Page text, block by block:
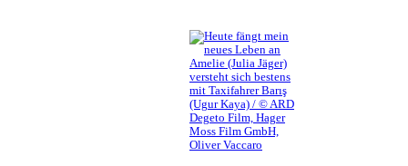
Amelie (Julia Jäger)
versteht sich bestens
mit Taxifahrer Barış
(Ugur Kaya) / © ARD
Degeto Film, Hager
Moss Film GmbH,
Oliver Vaccaro